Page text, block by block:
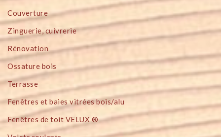
Couverture
Zinguerie, cuivrerie
Rénovation
Ossature bois
Terrasse
Fenêtres et baies vitrées bois/alu
Fenêtres de toit VELUX ®